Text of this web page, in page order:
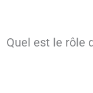
Quel est le rôle